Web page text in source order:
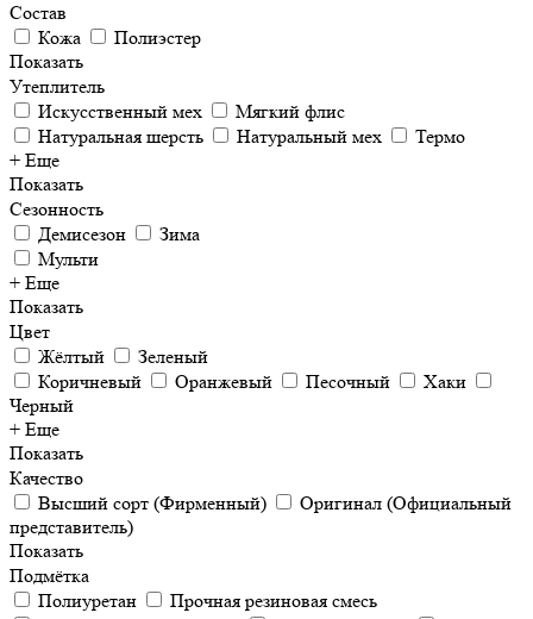
Состав
Кожа
Полиэстер
Показать
Утеплитель
Искусственный мех
Мягкий флис
Натуральная шерсть
Натуральный мех
Термо
+ Еще
Показать
Сезонность
Демисезон
Зима
Мульти
+ Еще
Показать
Цвет
Жёлтый
Зеленый
Коричневый
Оранжевый Песочный
Хаки
Черный
+ Еще
Показать
Качество
Высший сорт (Фирменный)
Оригинал (Официальный
представитель)
Показать
Подмётка
Полиуретан
Прочная резиновая смесь